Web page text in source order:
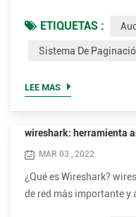
las solicitudes de los
están escritos en un
uso t...
ETIQUETAS :
Sistema De
LEE MAS
wireshark: herramienta
MAR 03 , 2022
¿Qué es Wireshark?
de red más importante y